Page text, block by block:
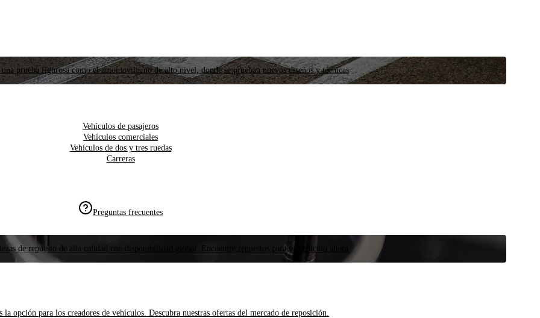
prueba rigurosa como el automovilismo de alto nivel, donde se prueban nuevos diseños y técnicas
Vehículos de pasajeros
Vehículos comerciales
Vehículos de dos y tres ruedas
Carreras
Preguntas frecuentes
de repuesto de alta calidad con disponibilidad global. Encuentre repuestos para su vehículo ahora
la opción para los creadores de vehículos. Descubra nuestras ofertas del mercado de reposición.